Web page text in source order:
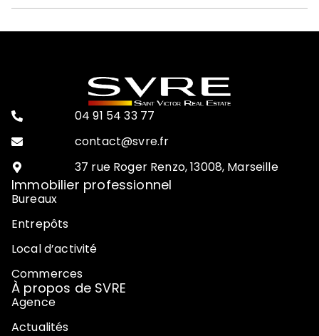
04 91 54 33 77
contact@svre.fr
37 rue Roger Renzo, 13008, Marseille
Immobilier professionnel
Bureaux
Entrepôts
Local d’activité
Commerces
À propos de SVRE
Agence
Actualités